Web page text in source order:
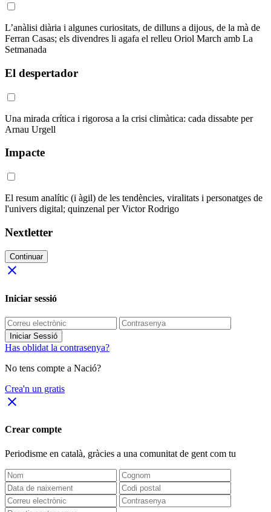
L’anàlisi diària i algunes curiositats, de dilluns a dijous, de la mà de
Ferran Casas; els divendres li agafa el relleu Oriol March amb La
Setmanada
El despertador
Una mirada crítica i rigorosa a la crisi climàtica: cada dissabte per
Arnau Urgell
Impacte
El resum analític (i àgil) de les tendències, viralitats i personatges de
l'univers digital; quinzenal per Victor Rodrigo
Nextletter
Continuar
close
Iniciar sessió
Iniciar Sessió
Has oblidat la contrasenya?
No tens compte a Nació?
Crea'n un gratis
close
Crear compte
Periodisme en català, gràcies a una comunitat de gent com tu